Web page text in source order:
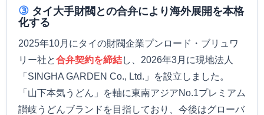
③ タイ大手財閥との合弁により海外展開を本格
化する
2025年10月にタイの財閥企業プンロード・ブリュワ
リー社と合弁契約を締結し、2026年3月に現地法人
「SINGHA GARDEN Co., Ltd.」を設立しました。
「山下本気うどん」を軸に東南アジアNo.1プレミアム
讃岐うどんブランドを目指しており、今後はグローバ